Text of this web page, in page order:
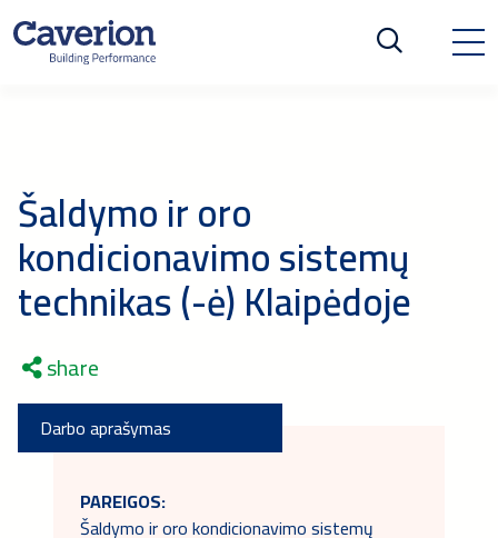
Šaldymo ir oro
kondicionavimo sistemų
technikas (-ė) Klaipėdoje
share
Darbo aprašymas
PAREIGOS:
Šaldymo ir oro kondicionavimo sistemų